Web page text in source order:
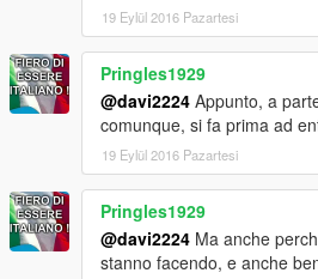
19 Eylül 2016 Pazartesi
Pringles1929
@davi2224 Appunto, a
comunque, si fa prima ad
19 Eylül 2016 Pazartesi
Pringles1929
@davi2224 Ma anche
stanno facendo, e anche